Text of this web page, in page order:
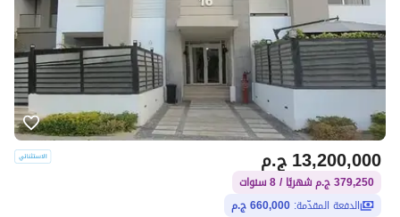
ج.م13,200,000
379,250 ج.م شهريًا / 8 سنوات
الدفعة المقدّمة: 660,000 ج.م